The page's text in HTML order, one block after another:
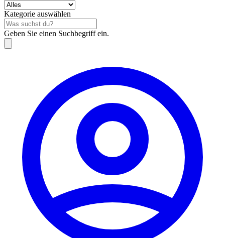
Kategorie auswählen
Geben Sie einen Suchbegriff ein.